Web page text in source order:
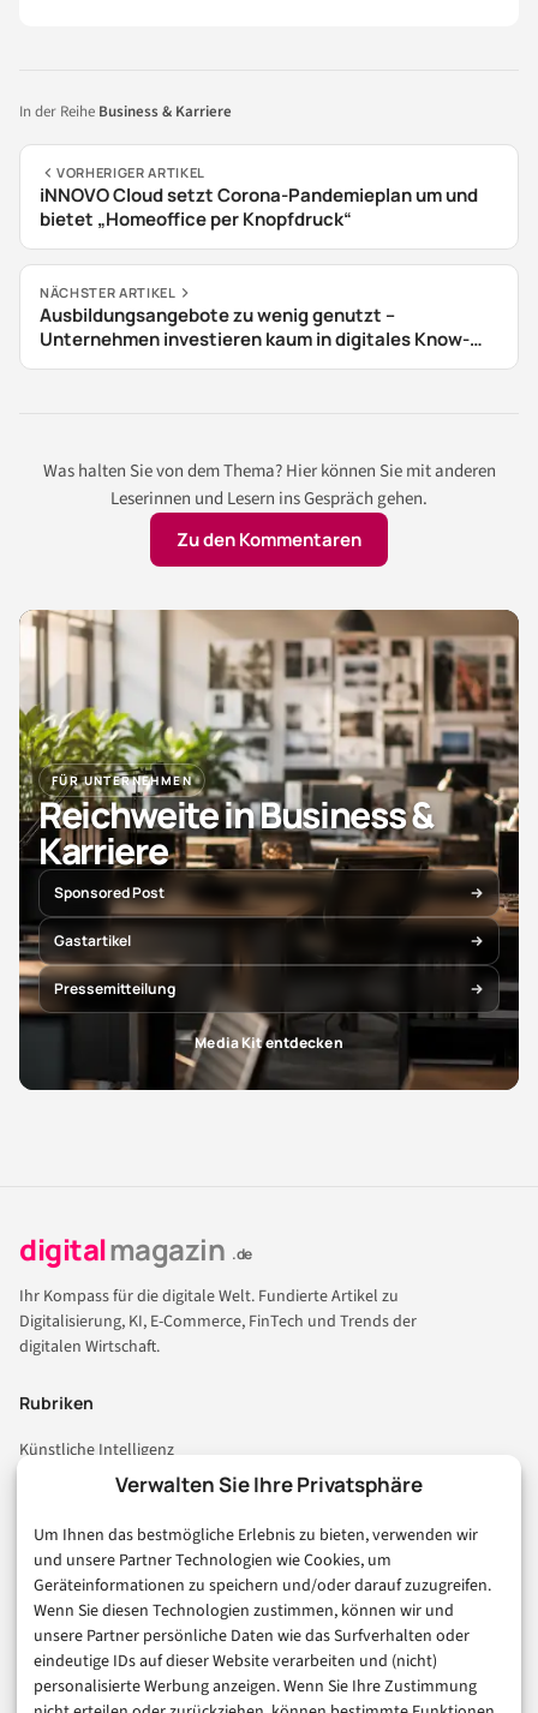
Verwalten Sie Ihre Privatsphäre
Um Ihnen das bestmögliche Erlebnis zu bieten, verwenden wir
und unsere Partner Technologien wie Cookies, um
Geräteinformationen zu speichern und/oder darauf zuzugreifen.
Wenn Sie diesen Technologien zustimmen, können wir und
unsere Partner persönliche Daten wie das Surfverhalten oder
eindeutige IDs auf dieser Website verarbeiten und (nicht)
personalisierte Werbung anzeigen. Wenn Sie Ihre Zustimmung
In der Reihe Business & Karriere
VORHERIGER ARTIKEL
iNNOVO Cloud setzt Corona-Pandemieplan um und
bietet „Homeoffice per Knopfdruck“
NÄCHSTER ARTIKEL
Ausbildungsangebote zu wenig genutzt –
Unternehmen investieren kaum in digitales Know-
how
Was halten Sie von dem Thema? Hier können Sie mit anderen
Leserinnen und Lesern ins Gespräch gehen.
Zu den Kommentaren
FÜR UNTERNEHMEN
Reichweite in Business &
Karriere
Sponsored Post
Gastartikel
Pressemitteilung
Media Kit entdecken
digitalmagazin .de
Ihr Kompass für die digitale Welt. Fundierte Artikel zu
Digitalisierung, KI, E-Commerce, FinTech und Trends der
digitalen Wirtschaft.
Rubriken
Künstliche Intelligenz
Technologie & IT
Consumer & Digital Life
Marketing
Finanzen & FinTech
Business & Karriere
Sicherheit & Recht
Digitalisierung